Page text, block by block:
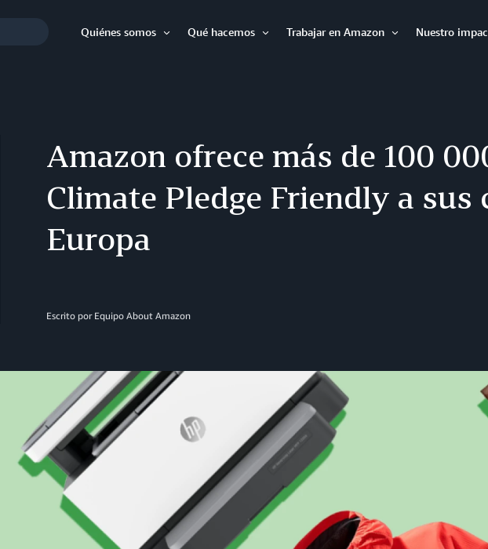
Quiénes somos
Qué hacemos
Trabajar en Amazon
Nuestro
Amazon ofrece más de 100
Climate Pledge Friendly a sus
Europa
Escrito por Equipo About Amazon